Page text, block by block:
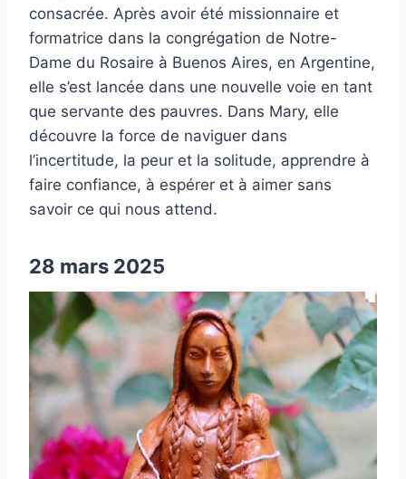
consacrée. Après avoir été missionnaire et
formatrice dans la congrégation de Notre-
Dame du Rosaire à Buenos Aires, en Argentine,
elle s’est lancée dans une nouvelle voie en tant
que servante des pauvres. Dans Mary, elle
découvre la force de naviguer dans
l’incertitude, la peur et la solitude, apprendre à
faire confiance, à espérer et à aimer sans
savoir ce qui nous attend.
28 mars 2025